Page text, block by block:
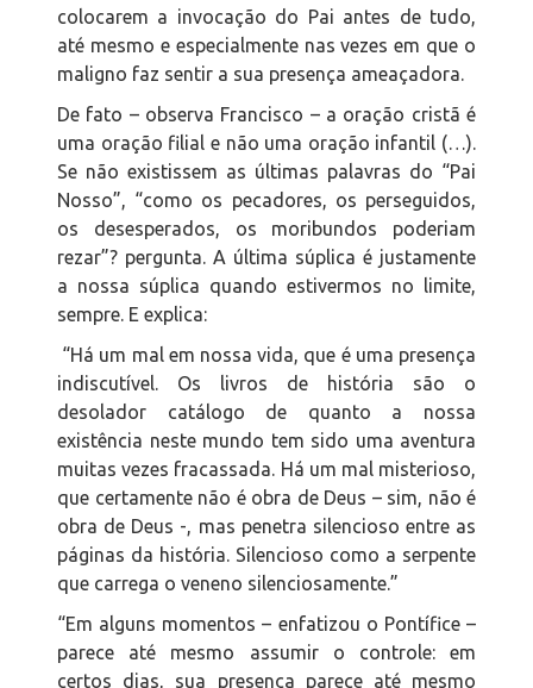
colocarem a invocação do Pai antes de tudo,
até mesmo e especialmente nas vezes em que o
maligno faz sentir a sua presença ameaçadora.
De fato – observa Francisco – a oração cristã é
uma oração filial e não uma oração infantil (…).
Se não existissem as últimas palavras do “Pai
Nosso”, “como os pecadores, os perseguidos,
os desesperados, os moribundos poderiam
rezar”? pergunta. A última súplica é justamente
a nossa súplica quando estivermos no limite,
sempre. E explica:
“Há um mal em nossa vida, que é uma presença
indiscutível. Os livros de história são o
desolador catálogo de quanto a nossa
existência neste mundo tem sido uma aventura
muitas vezes fracassada. Há um mal misterioso,
que certamente não é obra de Deus – sim, não é
obra de Deus -, mas penetra silencioso entre as
páginas da história. Silencioso como a serpente
que carrega o veneno silenciosamente.”
“Em alguns momentos – enfatizou o Pontífice –
parece até mesmo assumir o controle: em
certos dias, sua presença parece até mesmo